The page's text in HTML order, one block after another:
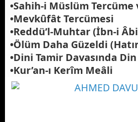
•Sahih-i Müslüm Tercüme
•Mevkûfât Tercümesi
•Reddü’l-Muhtar (İbn-i
•Ölüm Daha Güzeldi
•Dini Tamir Davasında
•Kur’an-ı Kerîm Meâli